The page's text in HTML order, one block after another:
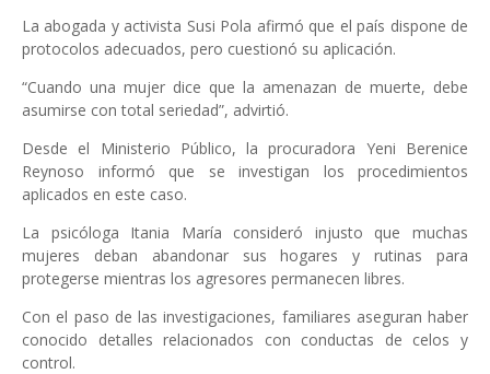
La abogada y activista Susi Pola afirmó que el país dispone de
protocolos adecuados, pero cuestionó su aplicación.
“Cuando una mujer dice que la amenazan de muerte, debe
asumirse con total seriedad”, advirtió.
Desde el Ministerio Público, la procuradora Yeni Berenice
Reynoso informó que se investigan los procedimientos
aplicados en este caso.
La psicóloga Itania María consideró injusto que muchas
mujeres deban abandonar sus hogares y rutinas para
protegerse mientras los agresores permanecen libres.
Con el paso de las investigaciones, familiares aseguran haber
conocido detalles relacionados con conductas de celos y
control.